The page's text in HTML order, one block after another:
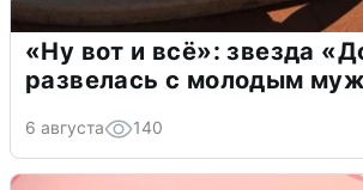
«Ну вот и всё»: звезда
развелась с молодым
6 августа 140